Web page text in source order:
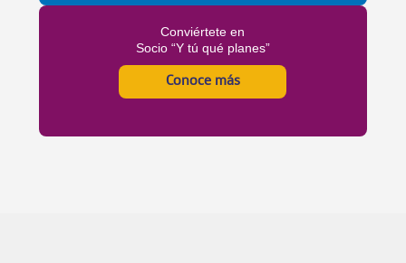
Conviértete en
Socio “Y tú qué planes”
Conoce más